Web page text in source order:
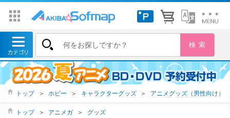
トップ ＞ ホビー ＞ キャラクターグッズ ＞ アニメグッズ（男性向け）
トップ ＞ アニメガ ＞ グッズ